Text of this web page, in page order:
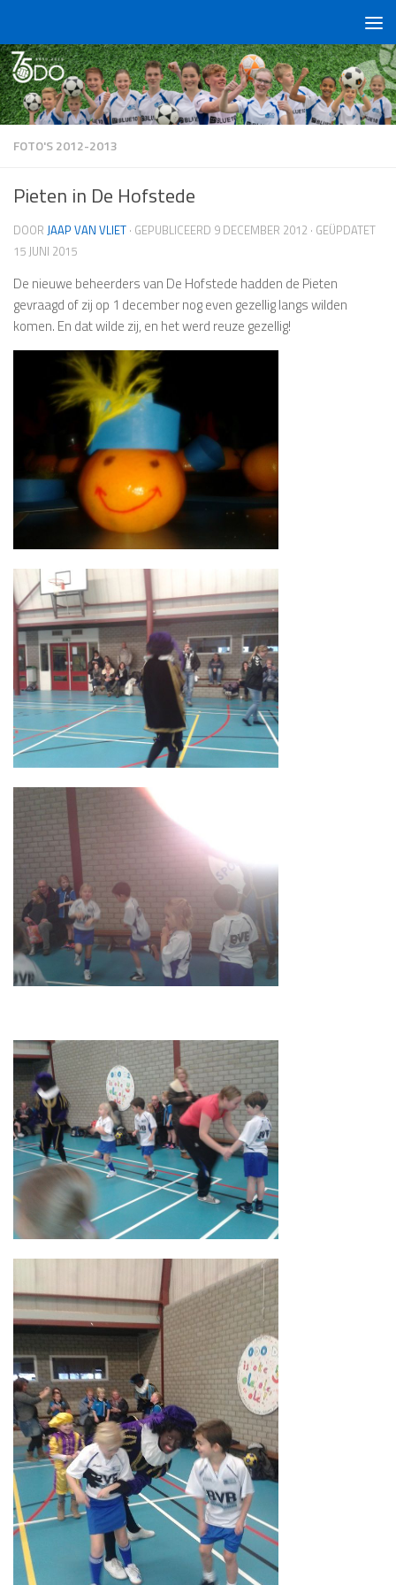
FOTO'S 2012-2013
Pieten in De Hofstede
DOOR JAAP VAN VLIET · GEPUBLICEERD 9 DECEMBER 2012 · GEÜPDATET
15 JUNI 2015
De nieuwe beheerders van De Hofstede hadden de Pieten
gevraagd of zij op 1 december nog even gezellig langs wilden
komen. En dat wilde zij, en het werd reuze gezellig!